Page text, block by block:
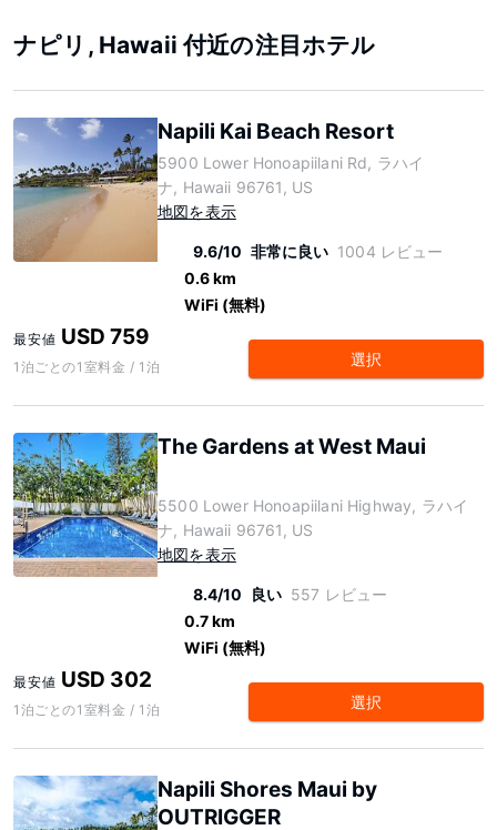
ナピリ, Hawaii 付近の注目ホテル
Napili Kai Beach Resort
5900 Lower Honoapiilani Rd, ラハイ
ナ, Hawaii 96761, US
地図を表示
9.6/10 非常に良い 1004 レビュー
0.6 km
WiFi (無料)
最安値 USD 759
1泊ごとの1室料金 / 1泊 選択
The Gardens at West Maui
5500 Lower Honoapiilani Highway, ラハイ
ナ, Hawaii 96761, US
地図を表示
8.4/10 良い 557 レビュー
0.7 km
WiFi (無料)
最安値 USD 302
1泊ごとの1室料金 / 1泊 選択
Napili Shores Maui by
OUTRIGGER